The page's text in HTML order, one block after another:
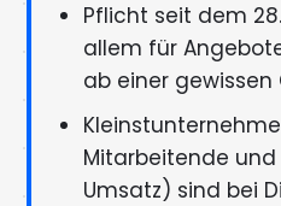
Pflicht seit dem
allem für
ab einer gewissen
Mitarbeitende
Umsatz) sind bei